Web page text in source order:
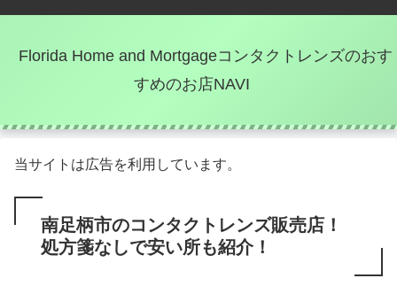
Florida Home and Mortgageコンタクトレンズのおす
すめのお店NAVI
当サイトは広告を利用しています。
南足柄市のコンタクトレンズ販売店！
処方箋なしで安い所も紹介！